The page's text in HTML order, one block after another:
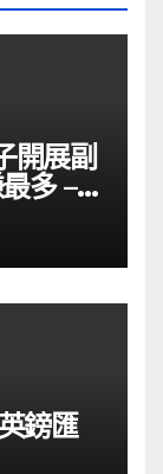
開展副
多 –
鎊匯